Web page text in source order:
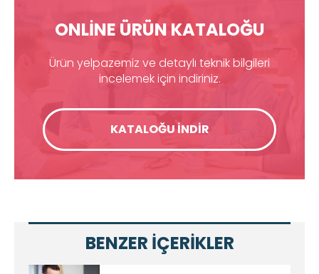
ONLİNE ÜRÜN KATALOĞU
Ürün yelpazemiz ve detaylı teknik bilgileri
incelemek için indiriniz.
KATALOĞU İNDİR
BENZER İÇERİKLER